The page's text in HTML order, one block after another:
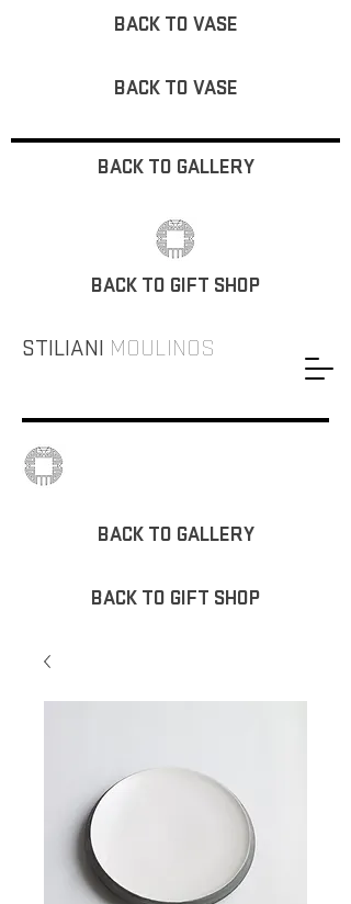
STILIANI MOULINOS
BACK TO VASE
BACK TO VASE
BACK TO GALLERY
BACK TO GIFT SHOP
BACK TO GALLERY
BACK TO GIFT SHOP